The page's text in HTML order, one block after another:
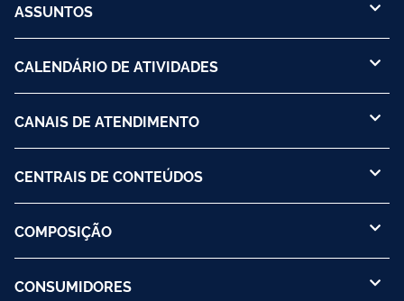
ASSUNTOS
CALENDÁRIO DE ATIVIDADES
CANAIS DE ATENDIMENTO
CENTRAIS DE CONTEÚDOS
COMPOSIÇÃO
CONSUMIDORES